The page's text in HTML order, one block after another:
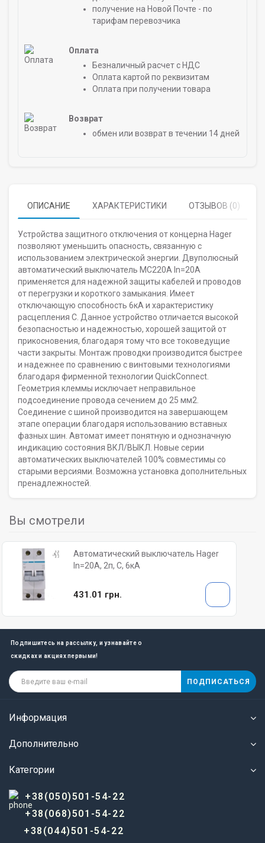
получение на Новой Почте - по
тарифам перевозчика
Оплата
Безналичный расчет с НДС
Оплата картой по реквизитам
Оплата при получении товара
Возврат
обмен или возврат в течении 14 дней
ОПИСАНИЕ ХАРАКТЕРИСТИКИ ОТЗЫВОВ (0)
Устройства защитного отключения от концерна Hager
позволяют уменьшить опасность, связанную с
использованием электрической энергии. Двуполюсный
автоматический выключатель MC220A In=20A
применяется для надежной защиты кабелей и проводов
от перегрузки и короткого замыкания. Имеет
отключающую способность 6кА и характеристику
расцепления С. Данное устройство отличается высокой
безопасностью и надежностью, хорошей защитой от
прикосновения, благодаря тому что все токоведущие
части закрыты. Монтаж проводки производится быстрее
и надежнее по сравнению с винтовыми технологиями
благодаря фирменной технологии QuickConnect.
Геометрия клеммы исключает неправильное
подсоединение провода сечением до 25 мм2.
Соединение с шиной производится на завершающем
этапе операции благодаря использованию вставных
фазных шин. Автомат имеет понятную и однозначную
индикацию состояния ВКЛ/ВЫКЛ. Новые серии
автоматических выключателей 100% совместимы со
старыми версиями. Возможна установка дополнительных
пренадлежностей.
Вы смотрели
Автоматический выключатель Hager
In=20A, 2п, C, 6кА
431.01 грн.
Подпишитесь на рассылку, и узнавайте о
скидках и акциях первыми!
ПОДПИСАТЬСЯ
Информация
Дополнительно
Категории
+38(050)501-54-22
+38(068)501-54-22
+38(044)501-54-22